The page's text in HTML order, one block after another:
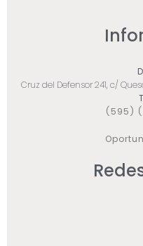
Cruz del Defensor 241, c/
(595)